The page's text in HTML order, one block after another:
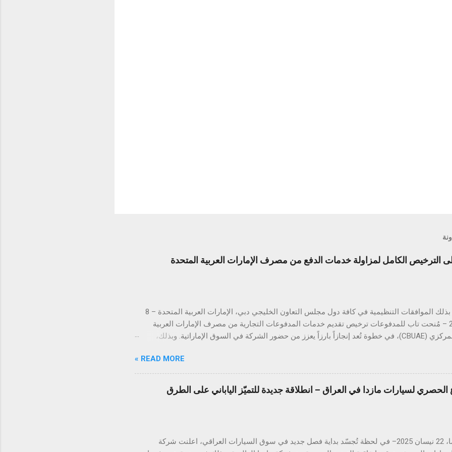
الكامل لمزاولة خدمات الدفع من مصرف الإمارات العربية المتحدة
لتستكمل بذلك الموافقات التنظيمية في كافة دول مجلس التعاون الخليجي دبي، الإمارات العربية المتحدة – 8
أبريل 2025 – مُنحت تاب للمدفوعات ترخيص تقديم خدمات المدفوعات التجارية من مصرف الإمارات العربية
المتحدة المركزي (CBUAE)، في خطوة تُعد إنجازاً بارزاً يعزز من حضور الشركة في السوق الإماراتية. وبذلك،
الإمارات العربية المتحدة السوق الأكبر إقليمياً في مجال التقنية المالية والمدفوعات، إذ تحتضن 184 شركة
هذا القطاع الحيوي. ومع استكمال التراخيص في كلٍّ من السعودية، الكويت، قطر، البحرين، عُمان،
تواصل تاب للمدفوعات ترسيخ مكانتها كأحد أكثر مزوّدي خدمات الدفع ترخيصاً والتزاماً بالامتثال
ضمن الشركات العاملة في دول الخليج. كما يؤكّد هذا الإنجاز دور تاب للمدفوعات في توحيد وتبسيط
READ MORE »
لسيارات مازدا في العراق – انطلاقة جديدة للتميّز الياباني على الطرق
هيروشيما، 22 نيسان 2025– في لحظة تُجسّد بداية فصل جديد في سوق السيارات العراقي، اعلنت شركة